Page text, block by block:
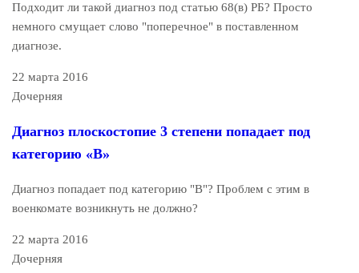
Подходит ли такой диагноз под статью 68(в) РБ? Просто
немного смущает слово "поперечное" в поставленном
диагнозе.
22 марта 2016
Дочерняя
Диагноз плоскостопие 3 степени попадает под
категорию «В»
Диагноз попадает под категорию "В"? Проблем с этим в
военкомате возникнуть не должно?
22 марта 2016
Дочерняя